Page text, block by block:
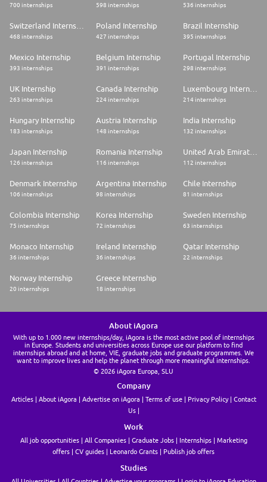
700 internships 598 internships 536 internships
468 internships
Poland Internship
427 internships
Brazil Internship
395 internships
Mexico Internship
393 internships
Belgium Internship
391 internships
Portugal Internship
298 internships
UK Internship
263 internships
Canada Internship
224 internships
Luxembourg Internship
214 internships
Hungary Internship
183 internships
Austria Internship
148 internships
India Internship
132 internships
Japan Internship
126 internships
Romania Internship
116 internships
United Arab Emirates Internship
112 internships
Denmark Internship
106 internships
Argentina Internship
98 internships
Chile Internship
81 internships
Colombia Internship
75 internships
Korea Internship
72 internships
Sweden Internship
63 internships
Monaco Internship
36 internships
Ireland Internship
36 internships
Qatar Internship
22 internships
Norway Internship
20 internships
Greece Internship
18 internships
About iAgora
With up to 1.000 new internships/day, iAgora is the most active pool of internships
in Europe. Students and universities across Europe use our platform to find
internships abroad and at home, VIE, graduate jobs and graduate programmes. We
want to improve lives and help the planet through more meaningful internships.
© 2026 iAgora Europa, SLU
Company
Articles About iAgora Advertise on iAgora Terms of use Privacy Policy
Contact
Us
Work
All job opportunities All Companies Graduate Jobs Internships
Marketing
offers
CV guides Leonardo Grants Publish job offers
Studies